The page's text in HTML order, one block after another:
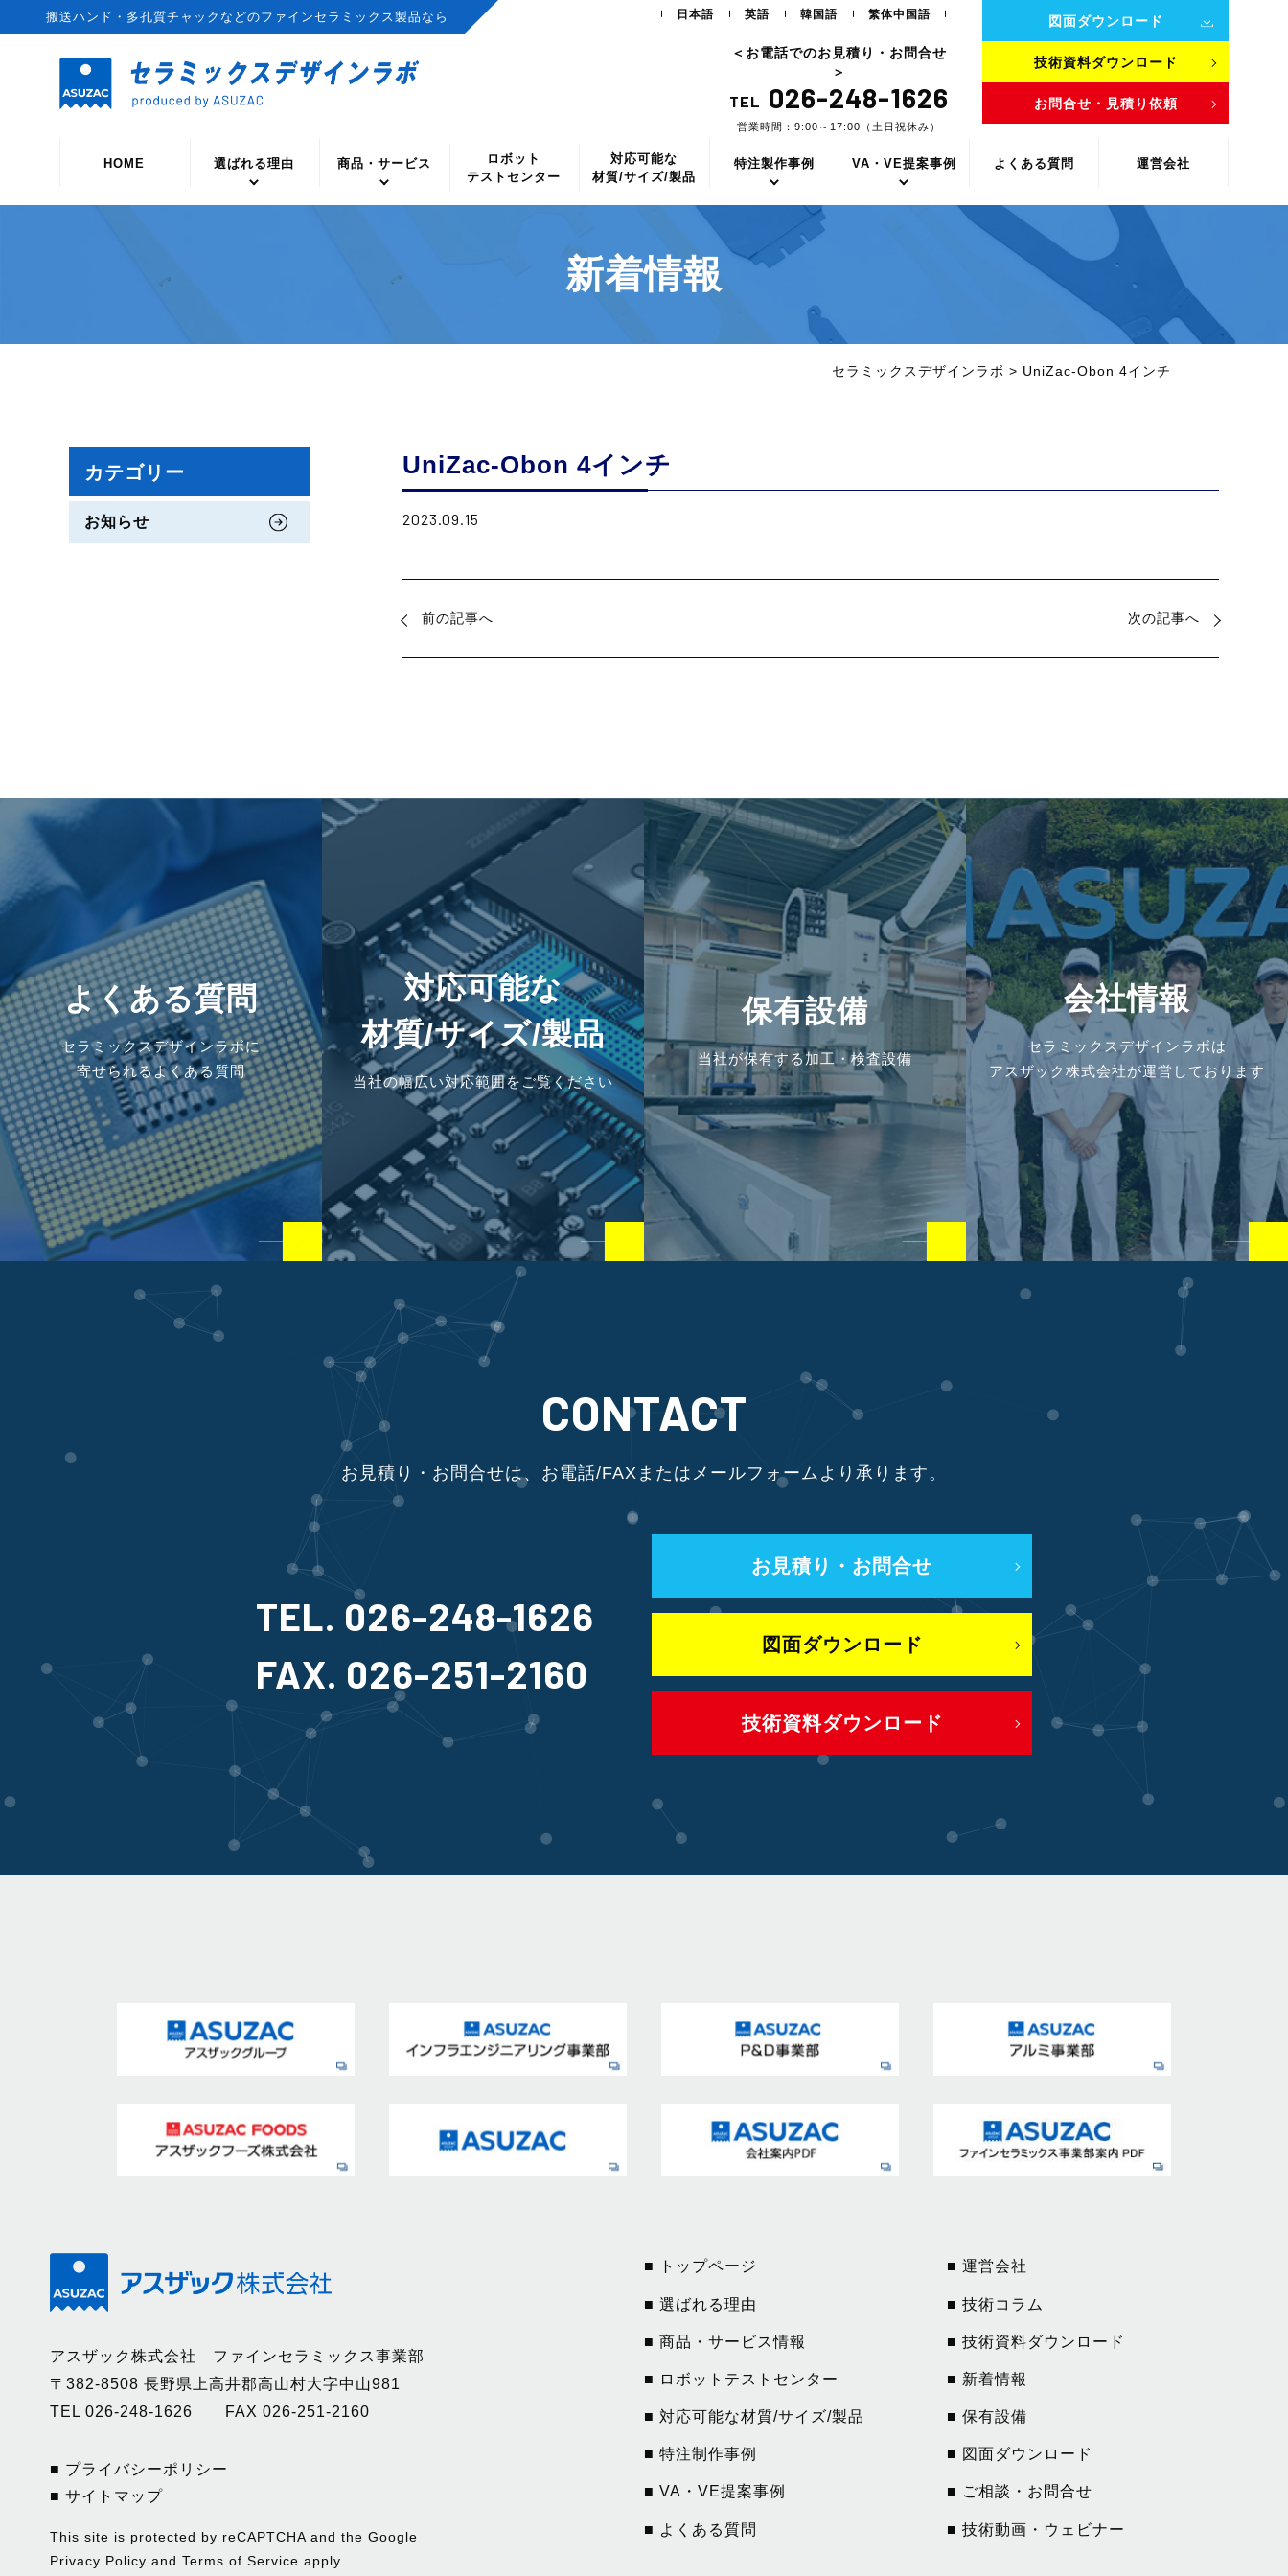
搬送ハンド・多孔質チャックなどのファインセラミックス製品なら 日本語 英語 韓国語 繁体中国語
＜お電話でのお見積り・お問合せ
＞
TEL 026-248-1626
営業時間：9:00～17:00（土日祝休み）
図面ダウンロード
技術資料ダウンロード
お問合せ・見積り依頼
HOME 選ばれる理由 商品・サービス
ロボット
テストセンター
対応可能な
材質/サイズ/製品
特注製作事例 VA・VE提案事例 よくある質問 運営会社
新着情報
セラミックスデザインラボ > UniZac-Obon 4インチ
UniZac-Obon 4インチ
2023.09.15
前の記事へ 次の記事へ
カテゴリー
お知らせ
よくある質問
セラミックスデザインラボに
寄せられるよくある質問
対応可能な
材質/サイズ/製品
当社の幅広い対応範囲をご覧ください
保有設備
当社が保有する加工・検査設備
会社情報
セラミックスデザインラボは
アスザック株式会社が運営しております
CONTACT
お見積り・お問合せは、お電話/FAXまたはメールフォームより承ります。
TEL. 026-248-1626
FAX. 026-251-2160
お見積り・お問合せ
図面ダウンロード
技術資料ダウンロード
アスザック株式会社 ファインセラミックス事業部
〒382-8508 長野県上高井郡高山村大字中山981
TEL 026-248-1626 FAX 026-251-2160
■ プライバシーポリシー
■ サイトマップ
This site is protected by reCAPTCHA and the Google
Privacy Policy and Terms of Service apply.
■ トップページ
■ 選ばれる理由
■ 商品・サービス情報
■ ロボットテストセンター
■ 対応可能な材質/サイズ/製品
■ 特注制作事例
■ VA・VE提案事例
■ よくある質問
■ 運営会社
■ 技術コラム
■ 技術資料ダウンロード
■ 新着情報
■ 保有設備
■ 図面ダウンロード
■ ご相談・お問合せ
■ 技術動画・ウェビナー